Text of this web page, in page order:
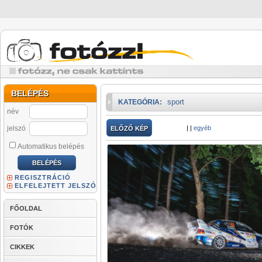
BELÉPÉS
név
jelszó
Automatikus belépés
REGISZTRÁCIÓ
ELFELEJTETT JELSZÓ
FŐOLDAL
FOTÓK
CIKKEK
KATEGÓRIA: sport
ELŐZŐ KÉP | | egyéb